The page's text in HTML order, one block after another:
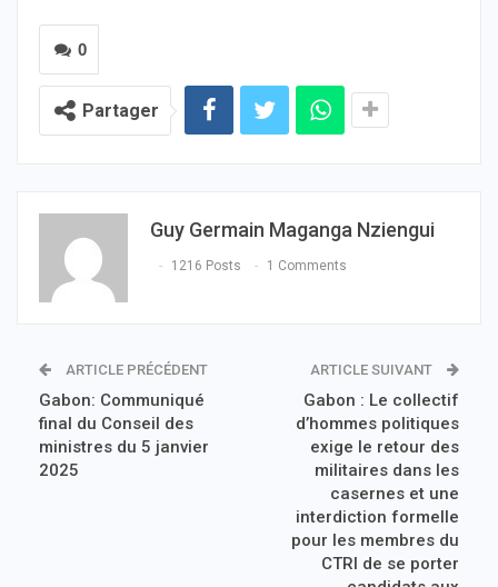
0
Partager
Guy Germain Maganga Nziengui
1216 Posts 1 Comments
ARTICLE PRÉCÉDENT
Gabon: Communiqué
final du Conseil des
ministres du 5 janvier
2025
ARTICLE SUIVANT
Gabon : Le collectif
d’hommes politiques
exige le retour des
militaires dans les
casernes et une
interdiction formelle
pour les membres du
CTRI de se porter